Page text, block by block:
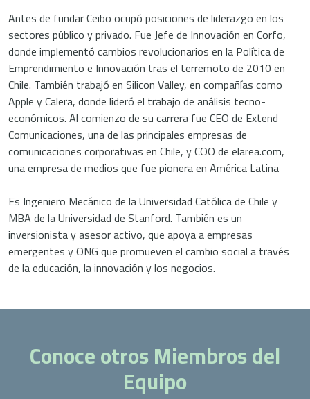
Antes de fundar Ceibo ocupó posiciones de liderazgo en los
sectores público y privado. Fue Jefe de Innovación en Corfo,
donde implementó cambios revolucionarios en la Política de
Emprendimiento e Innovación tras el terremoto de 2010 en
Chile. También trabajó en Silicon Valley, en compañías como
Apple y Calera, donde lideró el trabajo de análisis tecno-
económicos. Al comienzo de su carrera fue CEO de Extend
Comunicaciones, una de las principales empresas de
comunicaciones corporativas en Chile, y COO de elarea.com,
una empresa de medios que fue pionera en América Latina
Es Ingeniero Mecánico de la Universidad Católica de Chile y
MBA de la Universidad de Stanford. También es un
inversionista y asesor activo, que apoya a empresas
emergentes y ONG que promueven el cambio social a través
de la educación, la innovación y los negocios.
Conoce otros Miembros del
Equipo